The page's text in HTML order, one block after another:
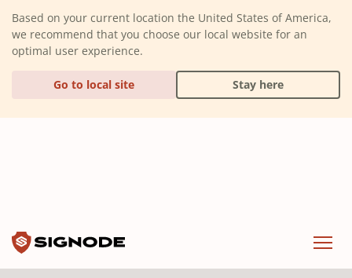
Based on your current location the United States of America,
we recommend that you choose our local website for an
optimal user experience.
Go to local site Stay here